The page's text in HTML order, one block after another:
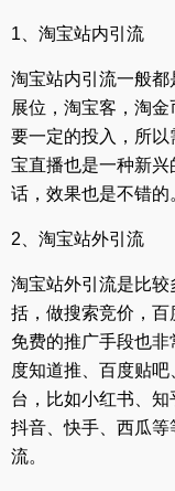
1、淘宝站内引流
淘宝站内引流一般
展位，淘宝客，淘
要一定的投入，所
宝直播也是一种新
话，效果也是不错的
2、淘宝站外引流
淘宝站外引流是比
括，做搜索竞价，百
免费的推广手段也
度知道推、百度贴
台，比如小红书、知
抖音、快手、西瓜等
流。